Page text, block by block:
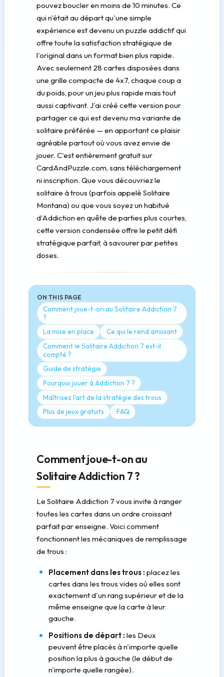
pouvez boucler en moins de 10 minutes. Ce
qui n'était au départ qu'une simple
expérience est devenu un puzzle addictif qui
offre toute la satisfaction stratégique de
l'original dans un format bien plus rapide.
Avec seulement 28 cartes disposées dans
une grille compacte de 4x7, chaque coup a
du poids, pour un jeu plus rapide mais tout
aussi captivant. J'ai créé cette version pour
partager ce qui est devenu ma variante de
solitaire préférée — en apportant ce plaisir
agréable partout où vous avez envie de
jouer. C'est entièrement gratuit sur
CardAndPuzzle.com, sans téléchargement
ni inscription. Que vous découvriez le
solitaire à trous (parfois appelé Solitaire
Montana) ou que vous soyez un habitué
d'Addiction en quête de parties plus courtes,
cette version condensée offre le petit défi
stratégique parfait, à savourer par petites
doses.
ON THIS PAGE
Comment joue-t-on au Solitaire Addiction 7
?
La mise en place
Ce qui le rend amusant
Comment le Solitaire Addiction 7 est-il
compté ?
Guide de stratégie
Pourquoi jouer à Addiction 7 ?
Maîtrisez l'art de la stratégie des trous
Plus de jeux gratuits
FAQ
Comment joue-t-on au
Solitaire Addiction 7 ?
Le Solitaire Addiction 7 vous invite à ranger
toutes les cartes dans un ordre croissant
parfait par enseigne. Voici comment
fonctionnent les mécaniques de remplissage
de trous :
Placement dans les trous : placez les
cartes dans les trous vides où elles sont
exactement d'un rang supérieur et de la
même enseigne que la carte à leur
gauche.
Positions de départ : les Deux
peuvent être placés à n'importe quelle
position la plus à gauche (le début de
n'importe quelle rangée).